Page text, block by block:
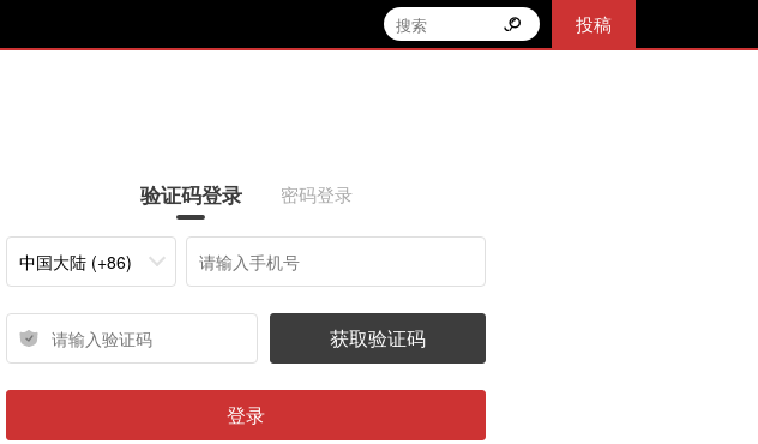
投稿
验证码登录 密码登录
中国大陆 (+86)
获取验证码
登录